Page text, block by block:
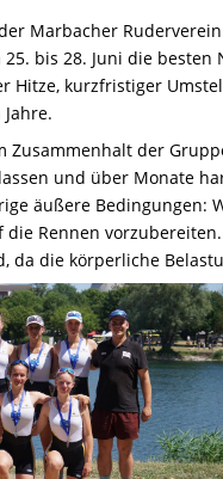
Marbacher
bis 28. Juni die
Hitze, kurzfristiger
der
und über Monate
äußere Bedingungen:
Rennen
die körperliche